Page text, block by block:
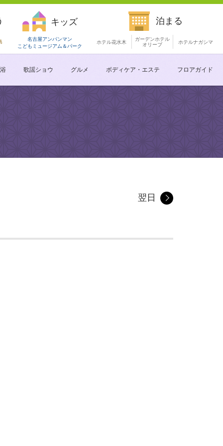
キッズ
名古屋アンパンマン
こどもミュージアム ＆パーク
泊まる
ホテル花水木
ガーデンホテル
オリーブ
ホテルナガシマ
歌謡ショウ グルメ ボディケア・エステ フロアガイド
翌日